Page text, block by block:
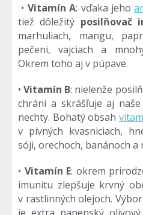
• Vitamín A: vďaka jeho
tiež dôležitý posilňovač
marhuliach, mangu,
pečeni, vajciach a
Okrem toho aj v púpave.
•Vitamín B: nielenže
chráni a skrášľuje aj
nechty. Bohatý obsah
v pivných kvasniciach,
sóji, orechoch, banánoch a
• Vitamín E: okrem
imunitu zlepšuje krvný
v rastlinných olejoch.